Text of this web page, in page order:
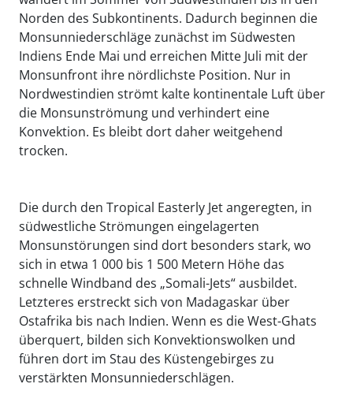
Norden des Subkontinents. Dadurch beginnen die
Monsunniederschläge zunächst im Südwesten
Indiens Ende Mai und erreichen Mitte Juli mit der
Monsunfront ihre nördlichste Position. Nur in
Nordwestindien strömt kalte kontinentale Luft über
die Monsunströmung und verhindert eine
Konvektion. Es bleibt dort daher weitgehend
trocken.
Die durch den Tropical Easterly Jet angeregten, in
südwestliche Strömungen eingelagerten
Monsunstörungen sind dort besonders stark, wo
sich in etwa 1 000 bis 1 500 Metern Höhe das
schnelle Windband des „Somali-Jets“ ausbildet.
Letzteres erstreckt sich von Madagaskar über
Ostafrika bis nach Indien. Wenn es die West-Ghats
überquert, bilden sich Konvektionswolken und
führen dort im Stau des Küstengebirges zu
verstärkten Monsunniederschlägen.